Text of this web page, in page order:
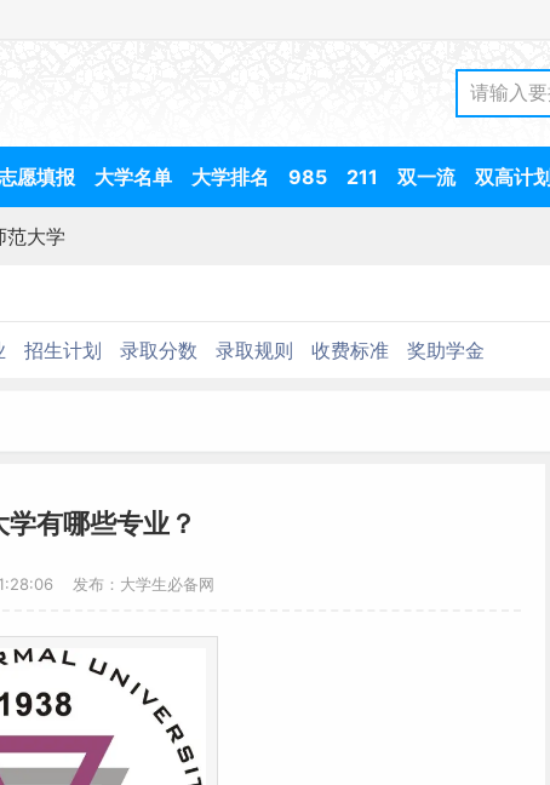
愿填报 大学名单 大学排名 985 211 双一流 双高计划
范大学
招生计划 录取分数 录取规则 收费标准 奖助学金
有哪些专业？
发布：大学生必备网